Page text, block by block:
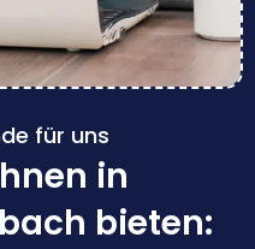
für uns
in
bieten: